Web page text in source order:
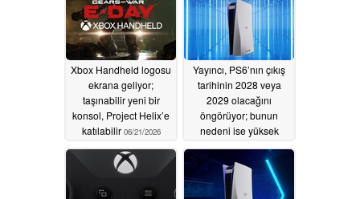
Xbox Handheld logosu
ekrana geliyor;
taşınabilir yeni bir
konsol, Project Helix’e
katılabilir 06/21/2026
Yayıncı, PS6’nın çıkış
tarihinin 2028 veya
2029 olacağını
öngörüyor; bunun
nedeni ise yüksek
06/19/2026